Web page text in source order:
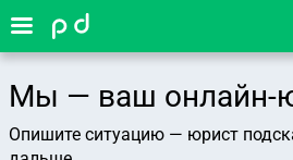
Мы — ваш онлайн-
Опишите ситуацию — юрист